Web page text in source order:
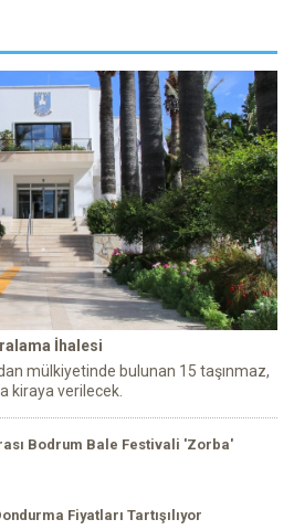
İhalesi
mülkiyetinde bulunan 15 taşınmaz,
kiraya verilecek.
Bodrum Bale Festivali 'Zorba'
Fiyatları Tartışılıyor